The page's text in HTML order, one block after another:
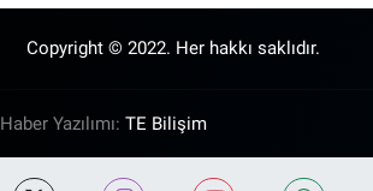
Copyright © 2022. Her hakkı saklıdır.
Haber Yazılımı: TE Bilişim